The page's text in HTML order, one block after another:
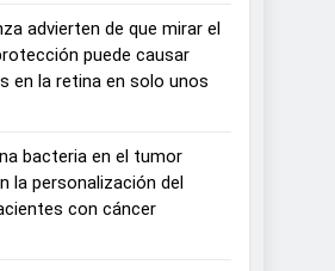
advierten de que mirar el
puede causar
en la retina en solo unos
bacteria en el tumor
la personalización del
con cáncer